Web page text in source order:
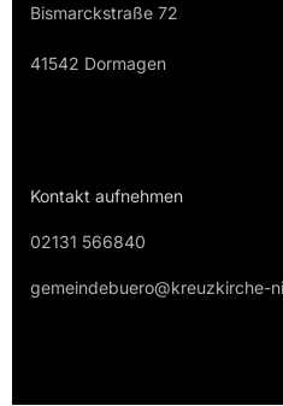
Bismarckstraße 72
41542 Dormagen
Kontakt aufnehmen
02131 566840
gemeindebuero@kreuzkirche-